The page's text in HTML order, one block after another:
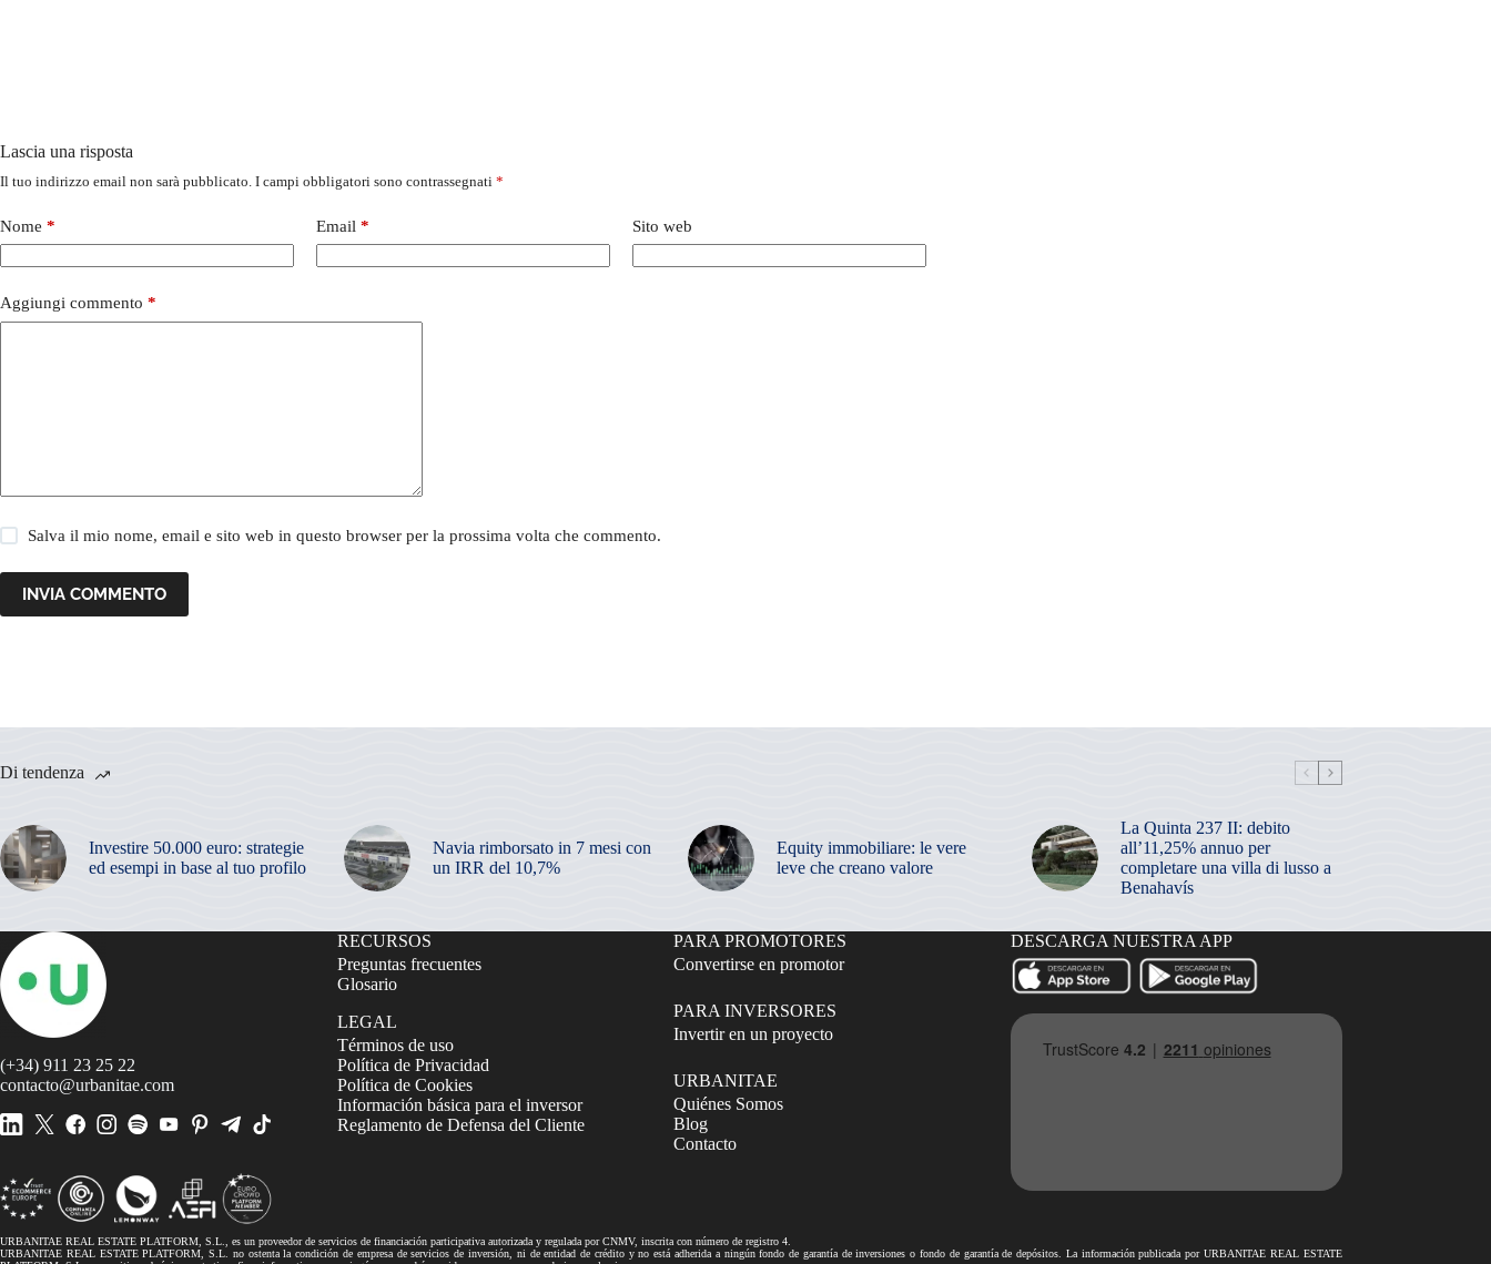
Lascia una risposta
Il tuo indirizzo email non sarà pubblicato. I campi obbligatori sono contrassegnati *
Nome * Email * Sito web
Aggiungi commento *
Salva il mio nome, email e sito web in questo browser per la prossima volta che commento.
INVIA COMMENTO
Di tendenza
Investire 50.000 euro: strategie
ed esempi in base al tuo profilo
Navia rimborsato in 7 mesi con
un IRR del 10,7%
Equity immobiliare: le vere
leve che creano valore
La Quinta 237 II: debito
all’11,25% annuo per
completare una villa di lusso a
Benahavís
(+34) 911 23 25 22
contacto@urbanitae.com
RECURSOS
Preguntas frecuentes
Glosario
LEGAL
Términos de uso
Política de Privacidad
Política de Cookies
Información básica para el inversor
Reglamento de Defensa del Cliente
PARA PROMOTORES
Convertirse en promotor
PARA INVERSORES
Invertir en un proyecto
URBANITAE
Quiénes Somos
Blog
Contacto
DESCARGA NUESTRA APP
URBANITAE REAL ESTATE PLATFORM, S.L., es un proveedor de servicios de financiación participativa autorizada y regulada por CNMV, inscrita con número de registro 4.
URBANITAE REAL ESTATE PLATFORM, S.L. no ostenta la condición de empresa de servicios de inversión, ni de entidad de crédito y no está adherida a ningún fondo de garantía de inversiones o fondo de garantía de depósitos. La información publicada por URBANITAE REAL ESTATE